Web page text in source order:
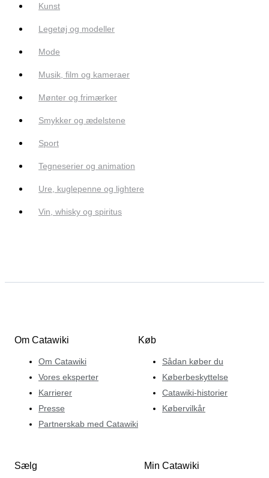
Kunst
Legetøj og modeller
Mode
Musik, film og kameraer
Mønter og frimærker
Smykker og ædelstene
Sport
Tegneserier og animation
Ure, kuglepenne og lightere
Vin, whisky og spiritus
Om Catawiki
Om Catawiki
Vores eksperter
Karrierer
Presse
Partnerskab med Catawiki
Køb
Sådan køber du
Køberbeskyttelse
Catawiki-historier
Købervilkår
Sælg Min Catawiki